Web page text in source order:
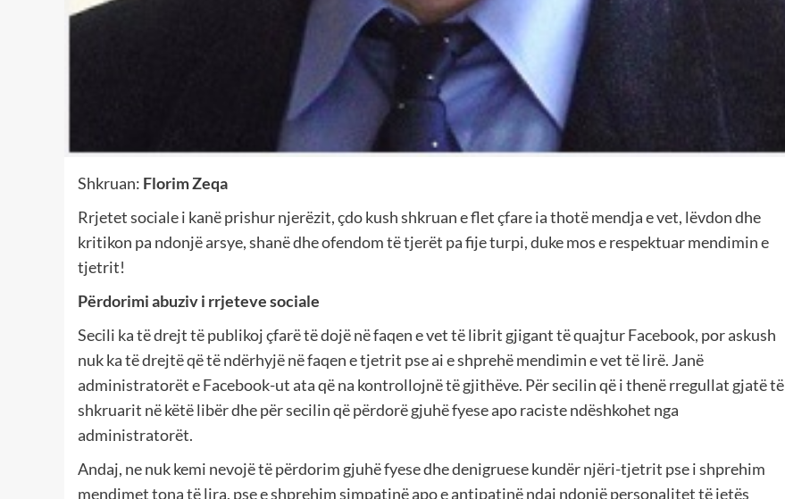
Shkruan: Florim Zeqa
Rrjetet sociale i kanë prishur njerëzit, çdo kush shkruan e flet çfare ia thotë mendja e vet, lëvdon dhe
kritikon pa ndonjë arsye, shanë dhe ofendom të tjerët pa fije turpi, duke mos e respektuar mendimin e
tjetrit!
Përdorimi abuziv i rrjeteve sociale
Secili ka të drejt të publikoj çfarë të dojë në faqen e vet të librit gjigant të quajtur Facebook, por askush
nuk ka të drejtë që të ndërhyjë në faqen e tjetrit pse ai e shprehë mendimin e vet të lirë. Janë
administratorët e Facebook-ut ata që na kontrollojnë të gjithëve. Për secilin që i thenë rregullat gjatë të
shkruarit në këtë libër dhe për secilin që përdorë gjuhë fyese apo raciste ndëshkohet nga
administratorët.
Andaj, ne nuk kemi nevojë të përdorim gjuhë fyese dhe denigruese kundër njëri-tjetrit pse i shprehim
mendimet tona të lira, pse e shprehim simpatinë apo e antipatinë ndaj ndonjë personalitet të jetës